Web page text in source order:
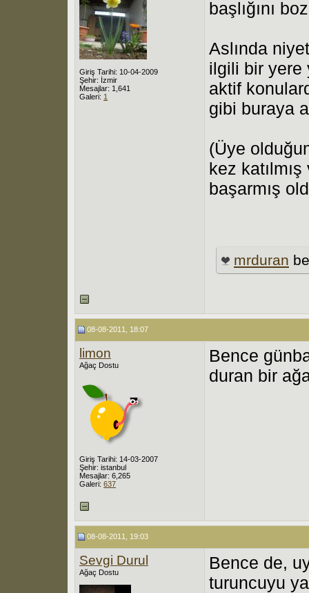
Giriş Tarihi: 10-04-2009
Şehir: İzmir
Mesajlar: 1,641
Galeri: 1
başlığını
Aslında
ilgili bir yere
aktif
gibi buraya
(Üye
kez
başarmış
mrduran
08-08-2011, 18:07
limon
Ağaç Dostu
Giriş Tarihi: 14-03-2007
Şehir: istanbul
Mesajlar: 6,265
Galeri: 637
Bence
duran bir
08-08-2011, 19:03
Sevgi Durul
Ağaç Dostu
Bence de,
turuncuyu